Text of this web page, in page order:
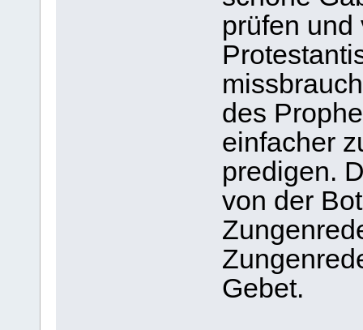
prüfen
des
einfacher
predigen.
von der
Gebet.